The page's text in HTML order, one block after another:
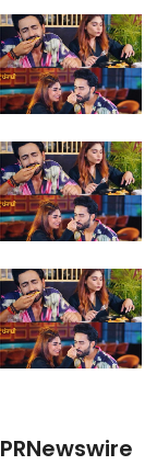
PRNewswire